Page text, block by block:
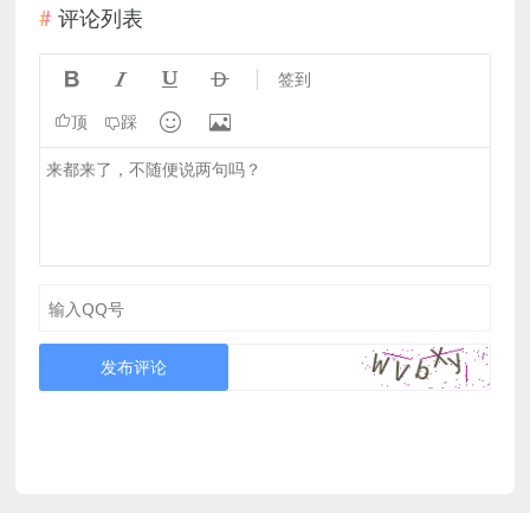
评论列表
    签到
顶 踩  
发布评论